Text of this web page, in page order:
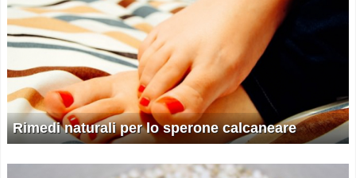
Rimedi naturali per lo sperone calcaneare